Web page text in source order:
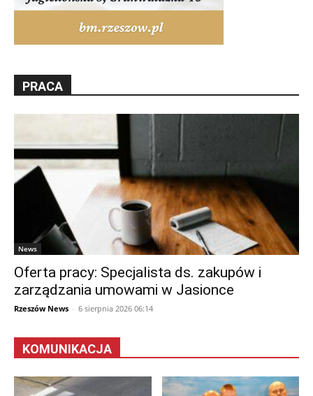
PRACA
News
Oferta pracy: Specjalista ds. zakupów i
zarządzania umowami w Jasionce
Rzeszów News - 6 sierpnia 2026 06:14
KOMUNIKACJA